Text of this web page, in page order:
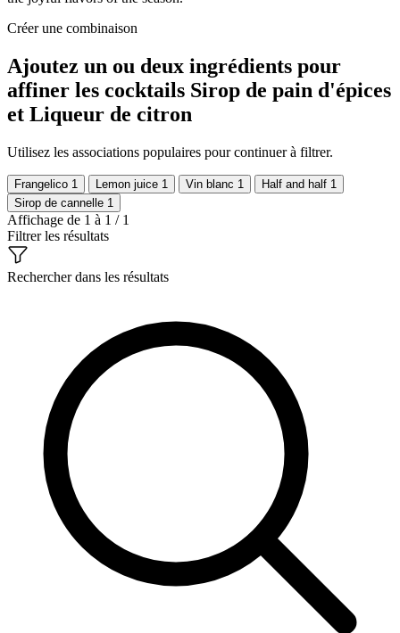
Créer une combinaison
Ajoutez un ou deux ingrédients pour
affiner les cocktails Sirop de pain d'épices
et Liqueur de citron
Utilisez les associations populaires pour continuer à filtrer.
Frangelico 1 Lemon juice 1 Vin blanc 1 Half and half 1
Sirop de cannelle 1
Affichage de 1 à 1 / 1
Filtrer les résultats
Rechercher dans les résultats